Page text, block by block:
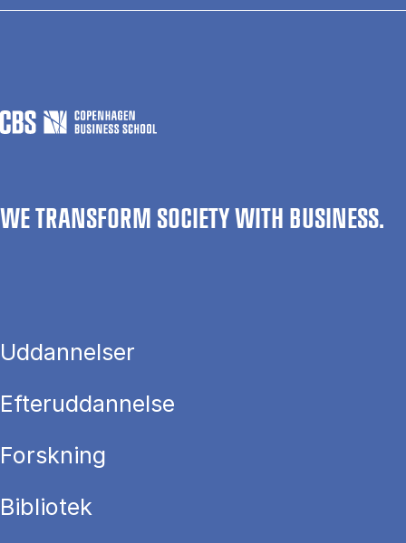
WE TRANSFORM SOCIETY WITH BUSINESS.
Uddannelser
Efteruddannelse
Forskning
Bibliotek